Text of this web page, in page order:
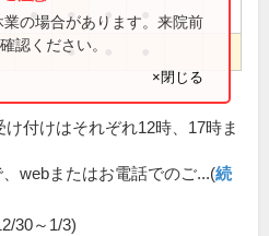
● ● ●
●
の場合があります。来院前
認ください。
×閉じる
付けはそれぞれ12時、17時ま
webまたはお電話でのご...(続
30～1/3)